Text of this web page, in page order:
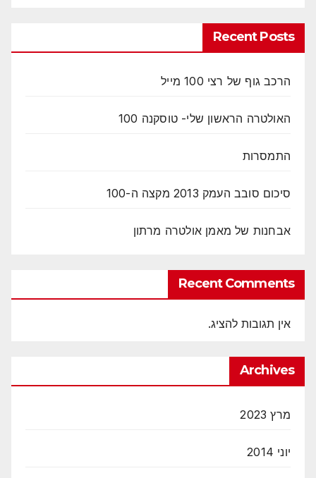
Recent Posts
הרכב גוף של רצי 100 מייל
האולטרה הראשון שלי- טוסקנה 100
התמסרות
סיכום סובב העמק 2013 מקצה ה-100
אבחנות של מאמן אולטרה מרתון
Recent Comments
אין תגובות להציג.
Archives
מרץ 2023
יוני 2014